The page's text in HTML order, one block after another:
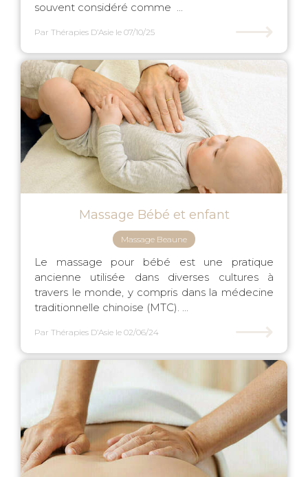
souvent considéré comme ...
Par Thérapies D’Asie le 07/10/25 ⟶
Massage Bébé et enfant
Massage Beaune
Le massage pour bébé est une pratique
ancienne utilisée dans diverses cultures à
travers le monde, y compris dans la médecine
traditionnelle chinoise (MTC). ...
Par Thérapies D’Asie le 02/06/24 ⟶